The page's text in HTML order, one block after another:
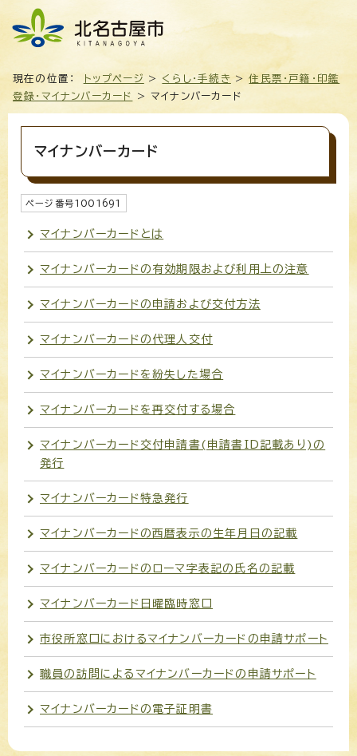
現在の位置： トップページ > くらし・手続き >住民票・戸籍・印鑑
登録・マイナンバーカード
> マイナンバーカード
マイナンバーカード
ページ番号1001691
マイナンバーカードとは
マイナンバーカードの有効期限および利用上の注意
マイナンバーカードの申請および交付方法
マイナンバーカードの代理人交付
マイナンバーカードを紛失した場合
マイナンバーカードを再交付する場合
マイナンバーカード交付申請書(申請書ID記載あり)の
発行
マイナンバーカード特急発行
マイナンバーカードの西暦表示の生年月日の記載
マイナンバーカードのローマ字表記の氏名の記載
マイナンバーカード日曜臨時窓口
市役所窓口におけるマイナンバーカードの申請サポート
職員の訪問によるマイナンバーカードの申請サポート
マイナンバーカードの電子証明書